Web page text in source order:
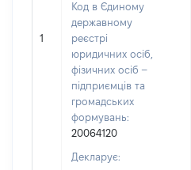
1
Код в Єдиному
державному
реєстрі
юридичних осіб,
фізичних осіб –
підприємців та
громадських
формувань:
20064120
Декларує: